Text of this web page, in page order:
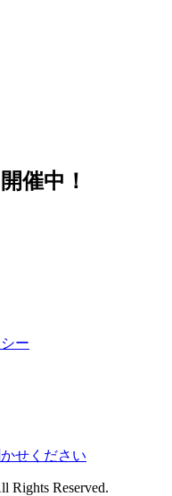
催中！
ー
せください
Rights Reserved.